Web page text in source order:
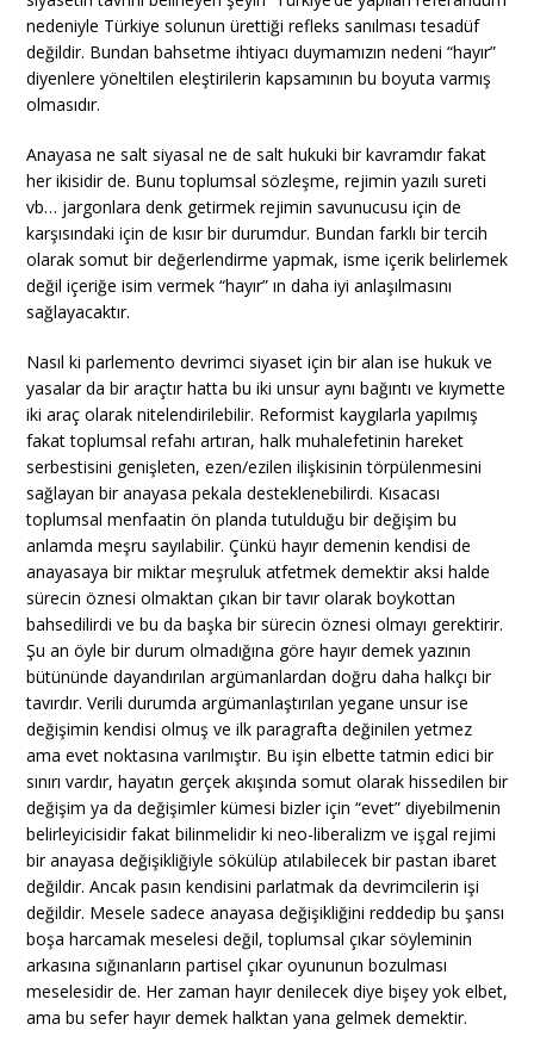
nedeniyle Türkiye solunun ürettiği refleks sanılması tesadüf
değildir. Bundan bahsetme ihtiyacı duymamızın nedeni “hayır”
diyenlere yöneltilen eleştirilerin kapsamının bu boyuta varmış
olmasıdır.
Anayasa ne salt siyasal ne de salt hukuki bir kavramdır fakat
her ikisidir de. Bunu toplumsal sözleşme, rejimin yazılı sureti
vb… jargonlara denk getirmek rejimin savunucusu için de
karşısındaki için de kısır bir durumdur. Bundan farklı bir tercih
olarak somut bir değerlendirme yapmak, isme içerik belirlemek
değil içeriğe isim vermek “hayır” ın daha iyi anlaşılmasını
sağlayacaktır.
Nasıl ki parlemento devrimci siyaset için bir alan ise hukuk ve
yasalar da bir araçtır hatta bu iki unsur aynı bağıntı ve kıymette
iki araç olarak nitelendirilebilir. Reformist kaygılarla yapılmış
fakat toplumsal refahı artıran, halk muhalefetinin hareket
serbestisini genişleten, ezen/ezilen ilişkisinin törpülenmesini
sağlayan bir anayasa pekala desteklenebilirdi. Kısacası
toplumsal menfaatin ön planda tutulduğu bir değişim bu
anlamda meşru sayılabilir. Çünkü hayır demenin kendisi de
anayasaya bir miktar meşruluk atfetmek demektir aksi halde
sürecin öznesi olmaktan çıkan bir tavır olarak boykottan
bahsedilirdi ve bu da başka bir sürecin öznesi olmayı gerektirir.
Şu an öyle bir durum olmadığına göre hayır demek yazının
bütününde dayandırılan argümanlardan doğru daha halkçı bir
tavırdır. Verili durumda argümanlaştırılan yegane unsur ise
değişimin kendisi olmuş ve ilk paragrafta değinilen yetmez
ama evet noktasına varılmıştır. Bu işin elbette tatmin edici bir
sınırı vardır, hayatın gerçek akışında somut olarak hissedilen bir
değişim ya da değişimler kümesi bizler için “evet” diyebilmenin
belirleyicisidir fakat bilinmelidir ki neo-liberalizm ve işgal rejimi
bir anayasa değişikliğiyle sökülüp atılabilecek bir pastan ibaret
değildir. Ancak pasın kendisini parlatmak da devrimcilerin işi
değildir. Mesele sadece anayasa değişikliğini reddedip bu şansı
boşa harcamak meselesi değil, toplumsal çıkar söyleminin
arkasına sığınanların partisel çıkar oyununun bozulması
meselesidir de. Her zaman hayır denilecek diye bişey yok elbet,
ama bu sefer hayır demek halktan yana gelmek demektir.